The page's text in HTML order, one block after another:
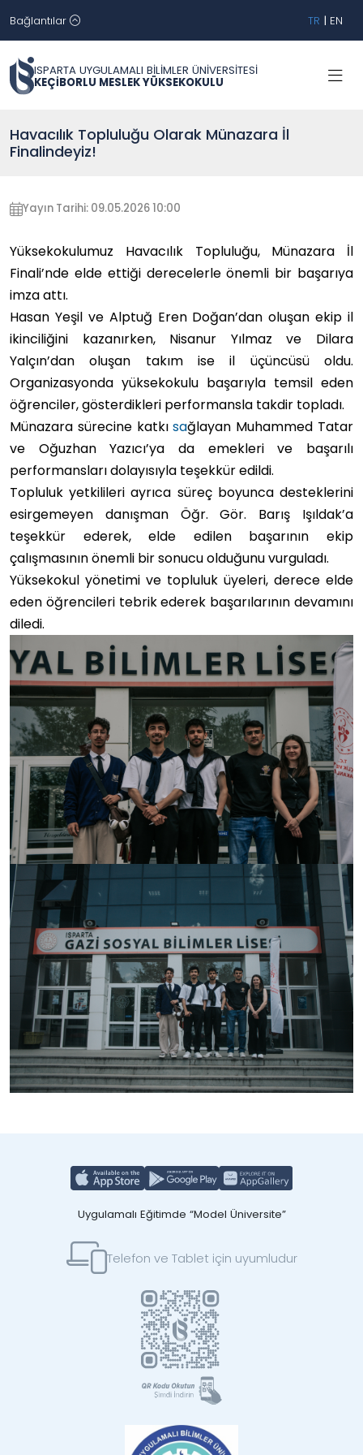
Bağlantılar TR | EN
ISPARTA UYGULAMALI BİLİMLER ÜNİVERSİTESİ
KEÇİBORLU MESLEK YÜKSEKOKULU
Havacılık Topluluğu Olarak Münazara İl
Finalindeyiz!
Yayın Tarihi: 09.05.2026 10:00
Yüksekokulumuz Havacılık Topluluğu, Münazara İl
Finali’nde elde ettiği derecelerle önemli bir başarıya
imza attı.
Hasan Yeşil ve Alptuğ Eren Doğan’dan oluşan ekip il
ikinciliğini kazanırken, Nisanur Yılmaz ve Dilara
Yalçın’dan oluşan takım ise il üçüncüsü oldu.
Organizasyonda yüksekokulu başarıyla temsil eden
öğrenciler, gösterdikleri performansla takdir topladı.
Münazara sürecine katkısağlayan Muhammed Tatar
ve Oğuzhan Yazıcı’ya da emekleri ve başarılı
performansları dolayısıyla teşekkür edildi.
Topluluk yetkilileri ayrıca süreç boyunca desteklerini
esirgemeyen danışman Öğr. Gör. Barış Işıldak’a
teşekkür ederek, elde edilen başarının ekip
çalışmasının önemli bir sonucu olduğunu vurguladı.
Yüksekokul yönetimi ve topluluk üyeleri, derece elde
eden öğrencileri tebrik ederek başarılarının devamını
diledi.
Uygulamalı Eğitimde “Model Üniversite”
Telefon ve Tablet için uyumludur